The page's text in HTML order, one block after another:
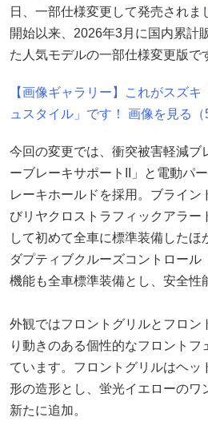
日、一部仕様変更して発売されま
開始以来、2026年3月に国内累計
た人気モデルの一部仕様変更版で
【画像ギャラリー】これがスズ
ュスタイル」です！ 画像を見る（
今回の変更では、衝突被害軽減ブ
ーブレーキサポートII」と電動パ
レーキホールドを採用。ブライン
びリヤクロストラフィックアラー
して初めて全車に標準装備したほ
ダプティブクルーズコントロール
機能も全車標準装備とし、安全性
外観ではフロントグリルとフロン
り動きのある個性的なフロントフ
ています。フロントグリルはヘッ
形の造形とし、蛍光イエローのワ
新たに追加。